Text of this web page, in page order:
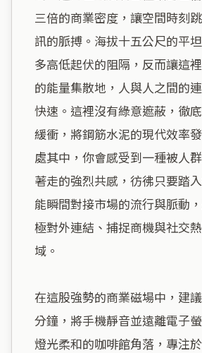
三倍的商業密度，讓空間時刻
訊的脈搏。海拔十五公尺的平
多高低起伏的阻隔，反而讓這
的能量集散地，人與人之間的
快速。這裡沒有綠意遮蔽，徹
緩衝，將鋼筋水泥的現代效率
處其中，你會感受到一種被人
著走的強烈共感，彷彿只要踏
能瞬間對接市場的流行與脈動
極對外連結、捕捉商機與社交
域。
在這股強勢的商業磁場中，建
分鐘，將手機靜音並遠離電子
燈光柔和的咖啡館角落，專注